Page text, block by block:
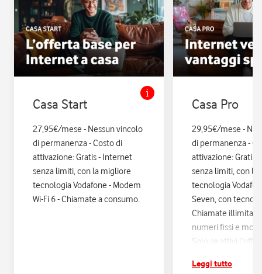
Casa Start
27,95€/mese - Nessun vincolo
di permanenza - Costo di
attivazione: Gratis - Internet
senza limiti, con la migliore
tecnologia Vodafone - Modem
Wi-Fi 6 - Chiamate a consumo.
Casa Pro
29,95€/mese -
di permanenza -
attivazione: Gratis.
senza limiti, con la
tecnologia
Seven, con
Chiamate illimitate
numeri fissi e
Solo se attivi
sconti ed
Leggi tutto